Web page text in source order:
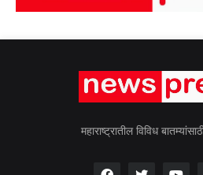
महाराष्ट्रातील विविध